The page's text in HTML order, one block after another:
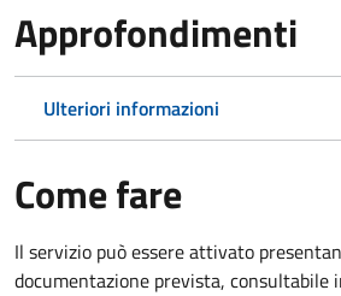
Approfondimenti
Ulteriori informazioni
Come fare
Il servizio può essere attivato
documentazione prevista, consultabile